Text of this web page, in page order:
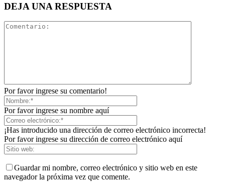
DEJA UNA RESPUESTA
Por favor ingrese su comentario!
Por favor ingrese su nombre aquí
¡Has introducido una dirección de correo electrónico incorrecta!
Por favor ingrese su dirección de correo electrónico aquí
Guardar mi nombre, correo electrónico y sitio web en este
navegador la próxima vez que comente.